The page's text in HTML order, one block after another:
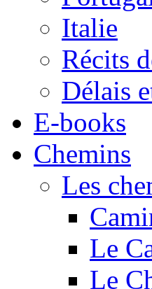
Italie
Récits
Délais
E-books
Chemins
Les
Le
Le